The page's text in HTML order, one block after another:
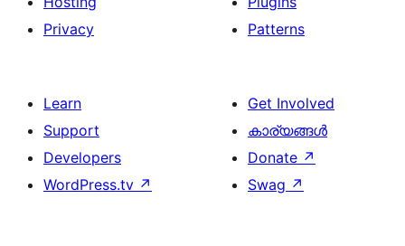
Privacy
Patterns
Learn
Support
Developers
WordPress.tv ↗
Get Involved
കാര്യങ്ങള്‍
Donate ↗
Swag ↗